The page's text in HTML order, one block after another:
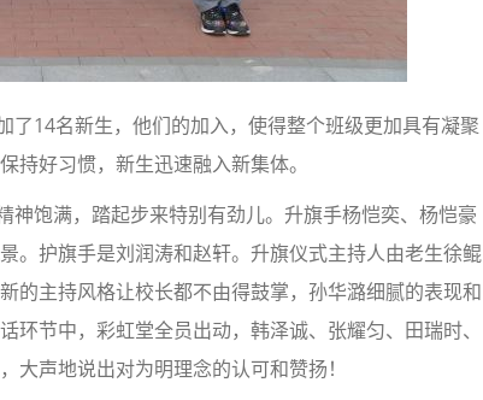
14名新生，他们的加入，使得整个班级更加具有凝聚
持好习惯，新生迅速融入新集体。
饱满，踏起步来特别有劲儿。升旗手杨恺奕、杨恺豪
。护旗手是刘润涛和赵轩。升旗仪式主持人由老生徐鲲
的主持风格让校长都不由得鼓掌，孙华潞细腻的表现和
节中，彩虹堂全员出动，韩泽诚、张耀匀、田瑞时、
声地说出对为明理念的认可和赞扬！